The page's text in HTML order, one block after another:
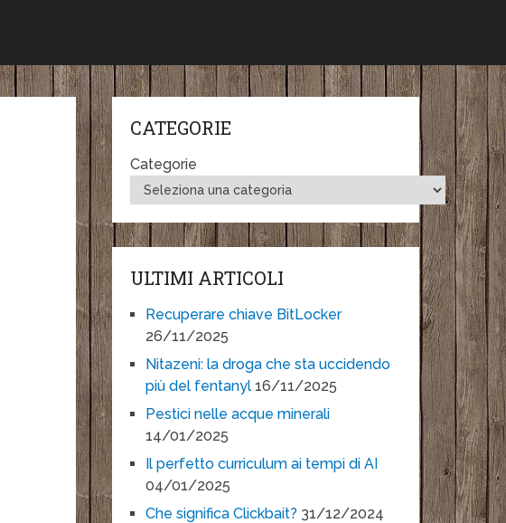
CATEGORIE
Categorie
ULTIMI ARTICOLI
Recuperare chiave BitLocker
26/11/2025
Nitazeni: la droga che sta uccidendo
più del fentanyl 16/11/2025
Pestici nelle acque minerali
14/01/2025
Il perfetto curriculum ai tempi di AI
04/01/2025
Che significa Clickbait? 31/12/2024